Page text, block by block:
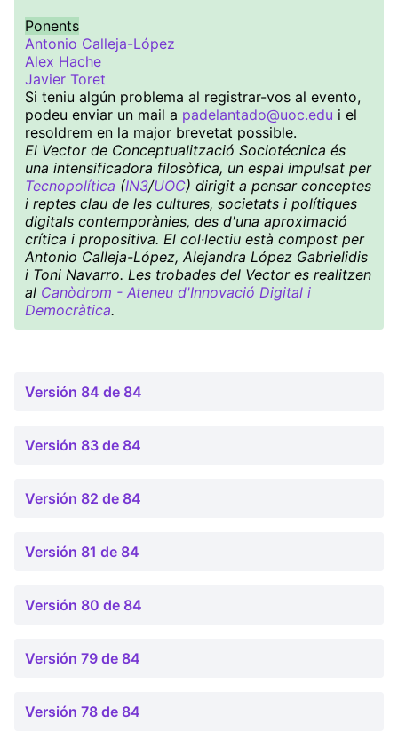
Ponents
Antonio Calleja-López
Alex Hache
Javier Toret
Si teniu algún problema al registrar-vos al evento,
podeu enviar un mail a padelantado@uoc.edu i el
resoldrem en la major brevetat possible.
El Vector de Conceptualització Sociotécnica és
una intensificadora filosòfica, un espai impulsat per
Tecnopolítica (IN3/UOC) dirigit a pensar conceptes
i reptes clau de les cultures, societats i polítiques
digitals contemporànies, des d'una aproximació
crítica i propositiva. El col·lectiu està compost per
Antonio Calleja-López, Alejandra López Gabrielidis
i Toni Navarro. Les trobades del Vector es realitzen
al Canòdrom - Ateneu d'Innovació Digital i
Democràtica.
Versión 84 de 84
Versión 83 de 84
Versión 82 de 84
Versión 81 de 84
Versión 80 de 84
Versión 79 de 84
Versión 78 de 84